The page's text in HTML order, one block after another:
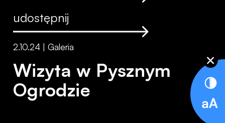
udostępnij
2.10.24 | Galeria
Wizyta w Pysznym
Ogrodzie